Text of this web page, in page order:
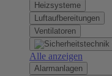
Heizsysteme
Luftaufbereitungen
Ventilatoren
Alle anzeigen
Alarmanlagen